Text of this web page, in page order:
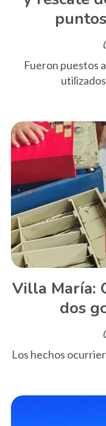
Fueron puestos
Villa María:
dos
Los hechos